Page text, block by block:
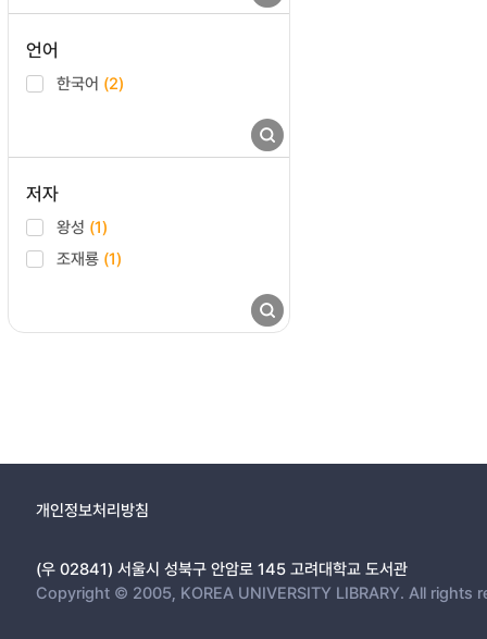
언어
한국어 (2)
저자
왕성 (1)
조재룡 (1)
개인정보처리방침
(우 02841) 서울시 성북구 안암로 145 고려대학교 도서관
Copyright © 2005, KOREA UNIVERSITY LIBRARY. All rights